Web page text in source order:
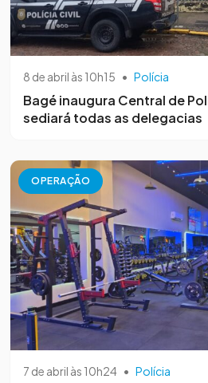
8 de abril às 10h15 • Polícia
Bagé inaugura Central de
sediará todas as delegacias
OPERAÇÃO
7 de abril às 10h24 • Polícia